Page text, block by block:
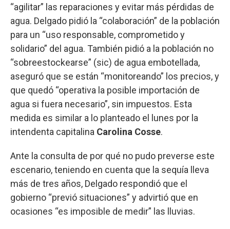
“agilitar” las reparaciones y evitar más pérdidas de
agua. Delgado pidió la “colaboración” de la población
para un “uso responsable, comprometido y
solidario” del agua. También pidió a la población no
“sobreestockearse” (sic) de agua embotellada,
aseguró que se están “monitoreando” los precios, y
que quedó “operativa la posible importación de
agua si fuera necesario”, sin impuestos. Esta
medida es similar a lo planteado el lunes por la
intendenta capitalina Carolina Cosse.
Ante la consulta de por qué no pudo preverse este
escenario, teniendo en cuenta que la sequía lleva
más de tres años, Delgado respondió que el
gobierno “previó situaciones” y advirtió que en
ocasiones “es imposible de medir” las lluvias.